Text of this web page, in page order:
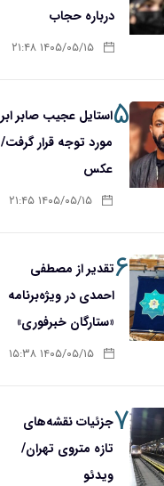
درباره حجاب
۱۴۰۵/۰۵/۱۵ ۲۱:۴۸
۵استایل عجیب صابر ابر
مورد توجه قرار گرفت/
عکس
۱۴۰۵/۰۵/۱۵ ۲۱:۴۵
۶تقدیر از مصطفی
احمدی در ویژه‌برنامه
«ستارگان خبرفوری»
۱۴۰۵/۰۵/۱۵ ۱۵:۳۸
۷جزئیات نقشه‌های
تازه متروی تهران/
ویدئو